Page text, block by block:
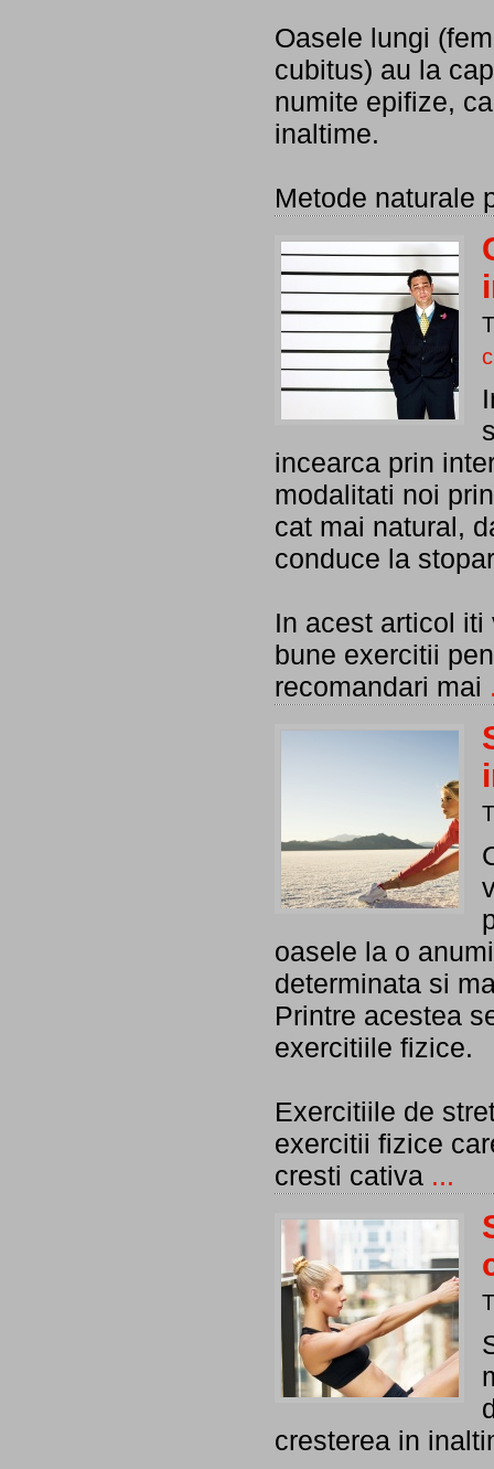
Oasele lungi
cubitus) au la
numite epifize,
inaltime.
Metode naturale
incearca prin
modalitati noi
cat mai natural,
conduce la
In acest articol
bune exercitii
recomandari mai
oasele la o
determinata si
Printre acestea
exercitiile fizice.
Exercitiile de
exercitii fizice
cresti cativa ...
cresterea in